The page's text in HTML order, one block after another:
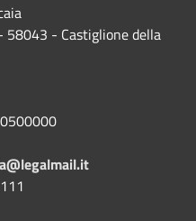
58043 - Castiglione della